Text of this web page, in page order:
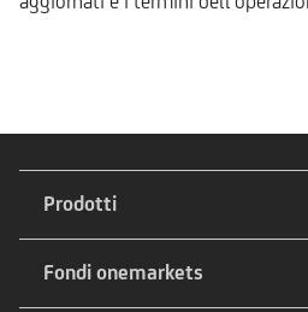
Prodotti
Fondi onemarkets